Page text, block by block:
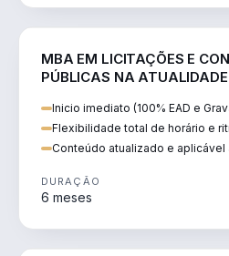
MBA EM LICITAÇÕES E
PÚBLICAS NA ATUALIDADE
Inicio imediato (100% EAD e
Flexibilidade total de horário e
Conteúdo atualizado e
DURAÇÃO
6 meses